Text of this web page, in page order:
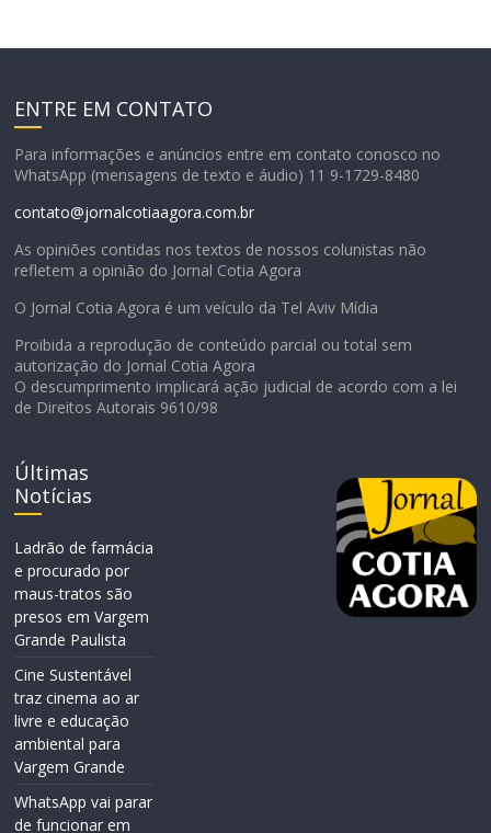
ENTRE EM CONTATO
Para informações e anúncios entre em contato conosco no
WhatsApp (mensagens de texto e áudio) 11 9-1729-8480
contato@jornalcotiaagora.com.br
As opiniões contidas nos textos de nossos colunistas não
refletem a opinião do Jornal Cotia Agora
O Jornal Cotia Agora é um veículo da Tel Aviv Mídia
Proibida a reprodução de conteúdo parcial ou total sem
autorização do Jornal Cotia Agora
O descumprimento implicará ação judicial de acordo com a lei
de Direitos Autorais 9610/98
Últimas
Notícias
Ladrão de farmácia
e procurado por
maus-tratos são
presos em Vargem
Grande Paulista
Cine Sustentável
traz cinema ao ar
livre e educação
ambiental para
Vargem Grande
WhatsApp vai parar
de funcionar em